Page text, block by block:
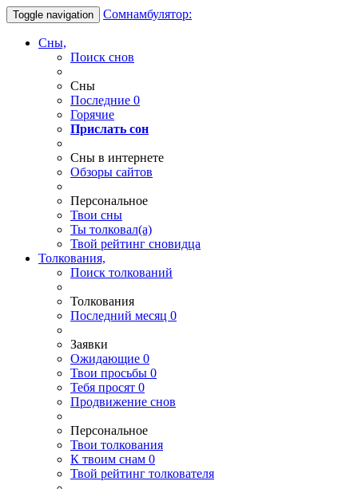
Toggle navigation Сомнамбулятор:
Сны,
Поиск снов
Сны
Последние 0
Горячие
Прислать сон
Сны в интернете
Обзоры сайтов
Персональное
Твои сны
Ты толковал(а)
Твой рейтинг сновидца
Толкования,
Поиск толкований
Толкования
Последний месяц 0
Заявки
Ожидающие 0
Твои просьбы 0
Тебя просят 0
Продвижение снов
Персональное
Твои толкования
К твоим снам 0
Твой рейтинг толкователя